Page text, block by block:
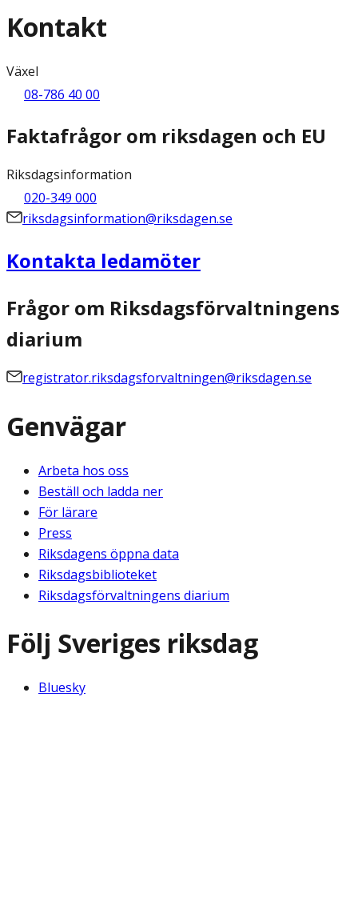
Kontakt
Växel
08-786 40 00
Faktafrågor om riksdagen och EU
Riksdagsinformation
020-349 000
riksdagsinformation@riksdagen.se
Kontakta ledamöter
Frågor om Riksdagsförvaltningens
diarium
registrator.riksdagsforvaltningen@riksdagen.se
Genvägar
Arbeta hos oss
Beställ och ladda ner
För lärare
Press
Riksdagens öppna data
Riksdagsbiblioteket
Riksdagsförvaltningens diarium
Följ Sveriges riksdag
Bluesky